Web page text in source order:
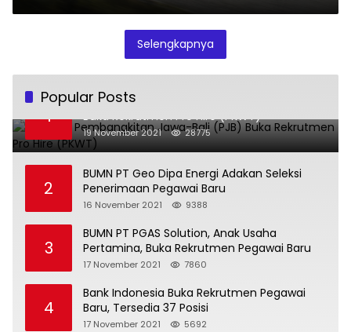
Selengkapnya
Popular Posts
1
BUMN PT Pembangkitan Jawa-Bali (PJB)
Buka Rekrutmen Pro Hire (PKWT)
19 November 2021 28775
2
BUMN PT Geo Dipa Energi Adakan Seleksi
Penerimaan Pegawai Baru
16 November 2021 9388
3
BUMN PT PGAS Solution, Anak Usaha
Pertamina, Buka Rekrutmen Pegawai Baru
17 November 2021 7860
4
Bank Indonesia Buka Rekrutmen Pegawai
Baru, Tersedia 37 Posisi
17 November 2021 5692